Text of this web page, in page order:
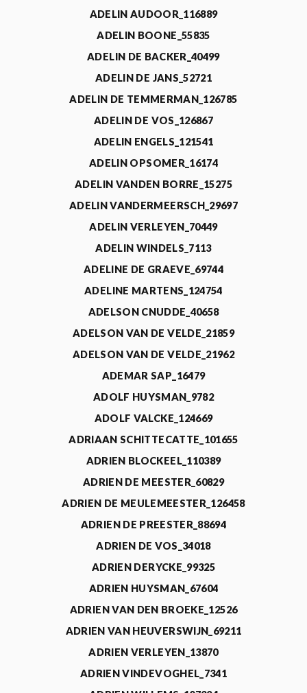
ADELIN AUDOOR_116889
ADELIN BOONE_55835
ADELIN DE BACKER_40499
ADELIN DE JANS_52721
ADELIN DE TEMMERMAN_126785
ADELIN DE VOS_126867
ADELIN ENGELS_121541
ADELIN OPSOMER_16174
ADELIN VANDEN BORRE_15275
ADELIN VANDERMEERSCH_29697
ADELIN VERLEYEN_70449
ADELIN WINDELS_7113
ADELINE DE GRAEVE_69744
ADELINE MARTENS_124754
ADELSON CNUDDE_40658
ADELSON VAN DE VELDE_21859
ADELSON VAN DE VELDE_21962
ADEMAR SAP_16479
ADOLF HUYSMAN_9782
ADOLF VALCKE_124669
ADRIAAN SCHITTECATTE_101655
ADRIEN BLOCKEEL_110389
ADRIEN DE MEESTER_60829
ADRIEN DE MEULEMEESTER_126458
ADRIEN DE PREESTER_88694
ADRIEN DE VOS_34018
ADRIEN DERYCKE_99325
ADRIEN HUYSMAN_67604
ADRIEN VAN DEN BROEKE_12526
ADRIEN VAN HEUVERSWIJN_69211
ADRIEN VERLEYEN_13870
ADRIEN VINDEVOGHEL_7341